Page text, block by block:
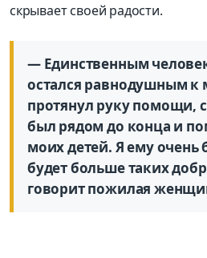
скрывает своей радости.
— Единственным
остался равнодушным к
протянул руку помощи,
был рядом до конца и
моих детей. Я ему очень
будет больше таких
говорит пожилая